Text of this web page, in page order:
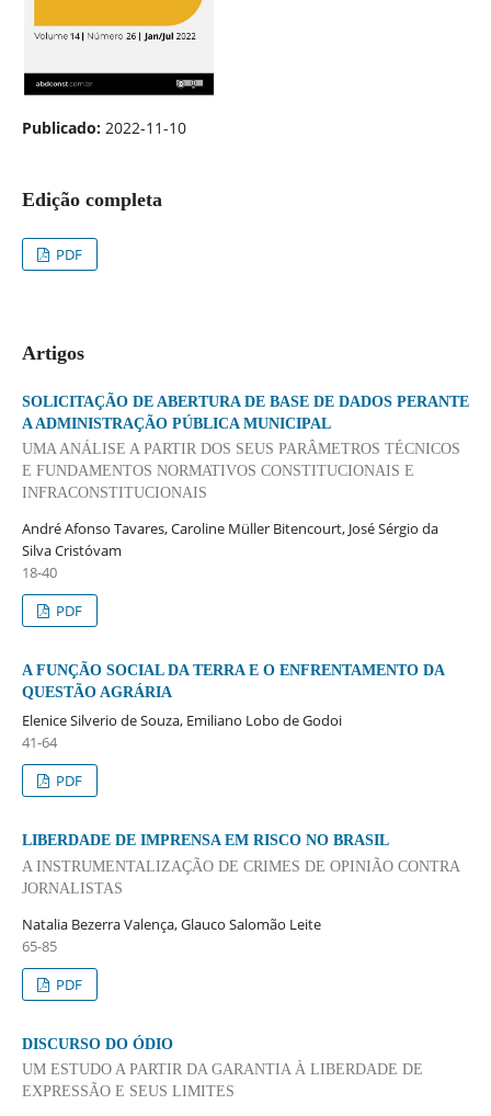
Publicado: 2022-11-10
Edição completa
PDF
Artigos
SOLICITAÇÃO DE ABERTURA DE BASE DE DADOS PERANTE
A ADMINISTRAÇÃO PÚBLICA MUNICIPAL
UMA ANÁLISE A PARTIR DOS SEUS PARÂMETROS TÉCNICOS
E FUNDAMENTOS NORMATIVOS CONSTITUCIONAIS E
INFRACONSTITUCIONAIS
André Afonso Tavares, Caroline Müller Bitencourt, José Sérgio da
Silva Cristóvam
18-40
PDF
A FUNÇÃO SOCIAL DA TERRA E O ENFRENTAMENTO DA
QUESTÃO AGRÁRIA
Elenice Silverio de Souza, Emiliano Lobo de Godoi
41-64
PDF
LIBERDADE DE IMPRENSA EM RISCO NO BRASIL
A INSTRUMENTALIZAÇÃO DE CRIMES DE OPINIÃO CONTRA
JORNALISTAS
Natalia Bezerra Valença, Glauco Salomão Leite
65-85
PDF
DISCURSO DO ÓDIO
UM ESTUDO A PARTIR DA GARANTIA À LIBERDADE DE
EXPRESSÃO E SEUS LIMITES